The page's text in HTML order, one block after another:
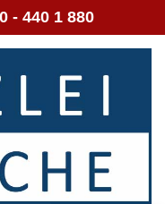
- 440 1 880